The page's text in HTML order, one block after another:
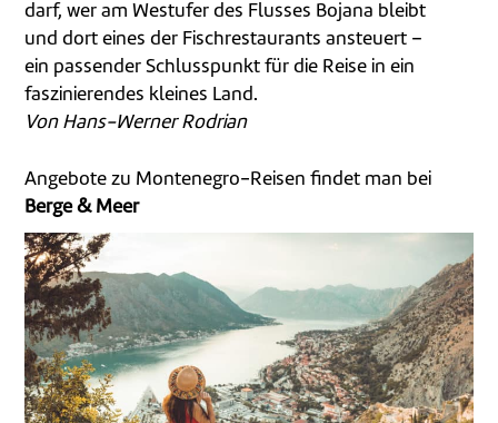
darf, wer am Westufer des Flusses Bojana bleibt
und dort eines der Fischrestaurants ansteuert –
ein passender Schlusspunkt für die Reise in ein
faszinierendes kleines Land.
Von Hans-Werner Rodrian
Angebote zu Montenegro-Reisen findet man bei
Berge & Meer